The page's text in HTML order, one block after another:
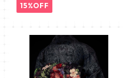
15%OFF